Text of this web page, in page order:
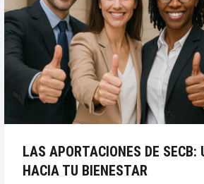
LAS APORTACIONES DE SECB:
HACIA TU BIENESTAR